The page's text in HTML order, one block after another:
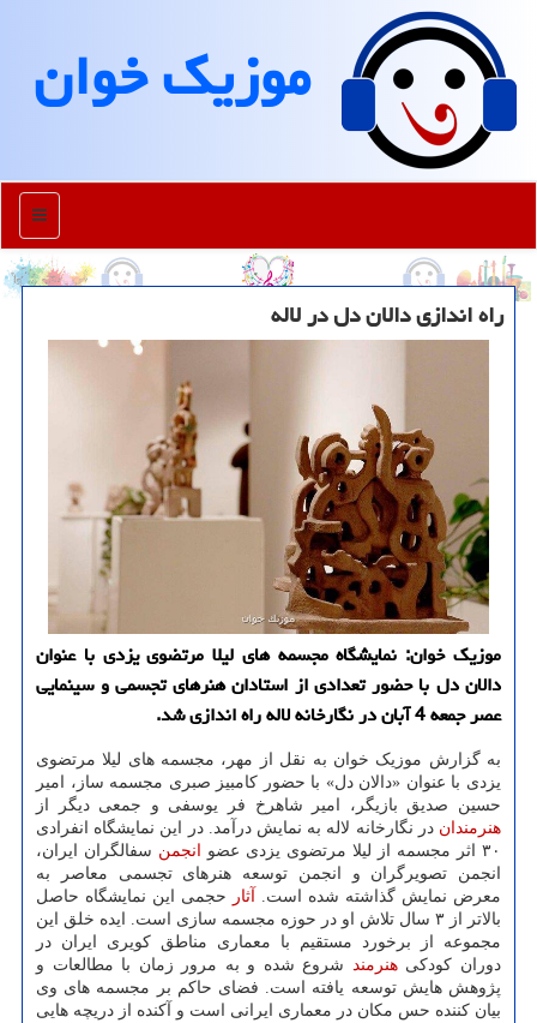
موزیك خوان
منو
راه اندازی دالان دل در لاله
موزیک خوان: نمایشگاه مجسمه های لیلا مرتضوی یزدی با عنوان
دالان دل با حضور تعدادی از استادان هنرهای تجسمی و سینمایی
عصر جمعه 4 آبان در نگارخانه لاله راه اندازی شد.
به گزارش موزیک خوان به نقل از مهر، مجسمه های لیلا مرتضوی
یزدی با عنوان «دالان دل» با حضور کامبیز صبری مجسمه ساز، امیر
حسین صدیق بازیگر، امیر شاهرخ فر یوسفی و جمعی دیگر از
هنرمندان در نگارخانه لاله به نمایش درآمد. در این نمایشگاه انفرادی
۳۰ اثر مجسمه از لیلا مرتضوی یزدی عضو
انجمن سفالگران ایران،
انجمن تصویرگران و انجمن توسعه هنرهای تجسمی معاصر به
معرض نمایش گذاشته شده است.
آثار
حجمی این نمایشگاه حاصل
بالاتر از ۳ سال تلاش او در حوزه مجسمه سازی است. ایده خلق این
مجموعه از برخورد مستقیم با معماری مناطق کویری ایران در
دوران کودکیهنرمند شروع شده و به مرور زمان با مطالعات و
پژوهش هایش توسعه یافته است. فضای حاکم بر مجسمه های وی
بیان کننده حس مکان در معماری ایرانی است و آکنده از دریچه هایی